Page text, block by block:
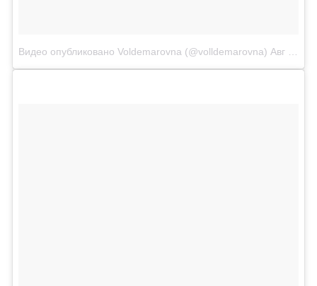
Видео опубликовано Voldemarovna (@volldemarovna) Авг 28 2015 в 3:39 PDT